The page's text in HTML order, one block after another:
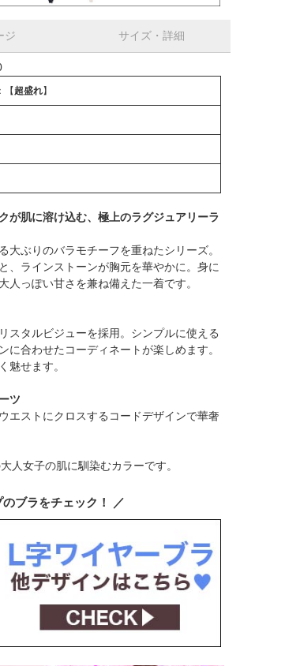
ジ サイズ・詳細
【超盛れ】
が肌に溶け込む、極上のラグジュアリーラ
ぶりのバラモチーフを重ねたシリーズ。
、ラインストーンが胸元を華やかに。身に
っぽい甘さを兼ね備えた一着です。
スタルビジューを採用。シンプルに使える
合わせたコーディネートが楽しめます。
魅せます。
ツ
エストにクロスするコードデザインで華奢
人女子の肌に馴染むカラーです。
ブラをチェック！ ／